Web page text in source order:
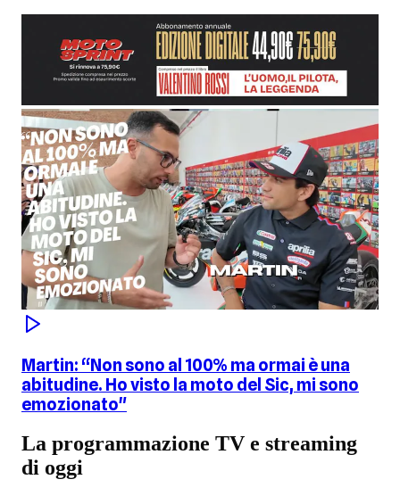
Martin: “Non sono al 100% ma ormai è una
abitudine. Ho visto la moto del Sic, mi sono
emozionato"
La programmazione TV e streaming
di oggi